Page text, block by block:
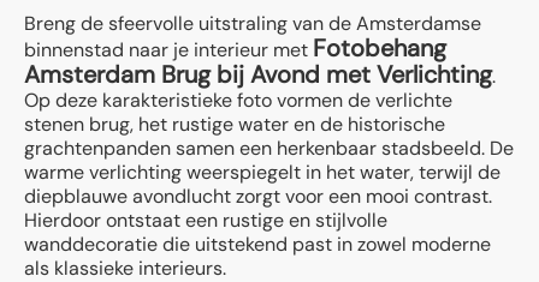
Breng de sfeervolle uitstraling van de Amsterdamse
binnenstad naar je interieur met Fotobehang
Amsterdam Brug bij Avond met Verlichting.
Op deze karakteristieke foto vormen de verlichte
stenen brug, het rustige water en de historische
grachtenpanden samen een herkenbaar stadsbeeld. De
warme verlichting weerspiegelt in het water, terwijl de
diepblauwe avondlucht zorgt voor een mooi contrast.
Hierdoor ontstaat een rustige en stijlvolle
wanddecoratie die uitstekend past in zowel moderne
als klassieke interieurs.